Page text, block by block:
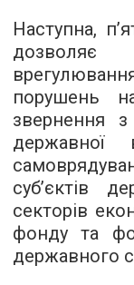
Наступна,
дозволяє
порушень
звернення
державної
суб’єктів
секторів
фонду та
державного